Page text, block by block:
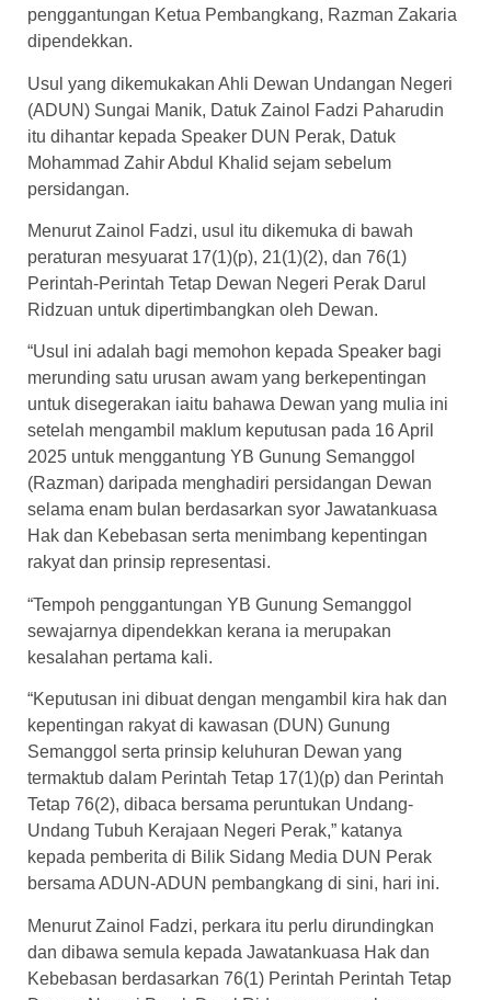
penggantungan Ketua Pembangkang, Razman Zakaria
dipendekkan.
Usul yang dikemukakan Ahli Dewan Undangan Negeri
(ADUN) Sungai Manik, Datuk Zainol Fadzi Paharudin
itu dihantar kepada Speaker DUN Perak, Datuk
Mohammad Zahir Abdul Khalid sejam sebelum
persidangan.
Menurut Zainol Fadzi, usul itu dikemuka di bawah
peraturan mesyuarat 17(1)(p), 21(1)(2), dan 76(1)
Perintah-Perintah Tetap Dewan Negeri Perak Darul
Ridzuan untuk dipertimbangkan oleh Dewan.
“Usul ini adalah bagi memohon kepada Speaker bagi
merunding satu urusan awam yang berkepentingan
untuk disegerakan iaitu bahawa Dewan yang mulia ini
setelah mengambil maklum keputusan pada 16 April
2025 untuk menggantung YB Gunung Semanggol
(Razman) daripada menghadiri persidangan Dewan
selama enam bulan berdasarkan syor Jawatankuasa
Hak dan Kebebasan serta menimbang kepentingan
rakyat dan prinsip representasi.
“Tempoh penggantungan YB Gunung Semanggol
sewajarnya dipendekkan kerana ia merupakan
kesalahan pertama kali.
“Keputusan ini dibuat dengan mengambil kira hak dan
kepentingan rakyat di kawasan (DUN) Gunung
Semanggol serta prinsip keluhuran Dewan yang
termaktub dalam Perintah Tetap 17(1)(p) dan Perintah
Tetap 76(2), dibaca bersama peruntukan Undang-
Undang Tubuh Kerajaan Negeri Perak,” katanya
kepada pemberita di Bilik Sidang Media DUN Perak
bersama ADUN-ADUN pembangkang di sini, hari ini.
Menurut Zainol Fadzi, perkara itu perlu dirundingkan
dan dibawa semula kepada Jawatankuasa Hak dan
Kebebasan berdasarkan 76(1) Perintah Perintah Tetap